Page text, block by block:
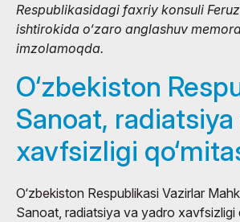
Respublikasidagi faxriy konsuli
ishtirokida o‘zaro anglashuv
imzolamoqda.
O‘zbekiston
Sanoat,
xavfsizligi
O‘zbekiston Respublikasi Vazirlar
Sanoat, radiatsiya va yadro xavfsizligi